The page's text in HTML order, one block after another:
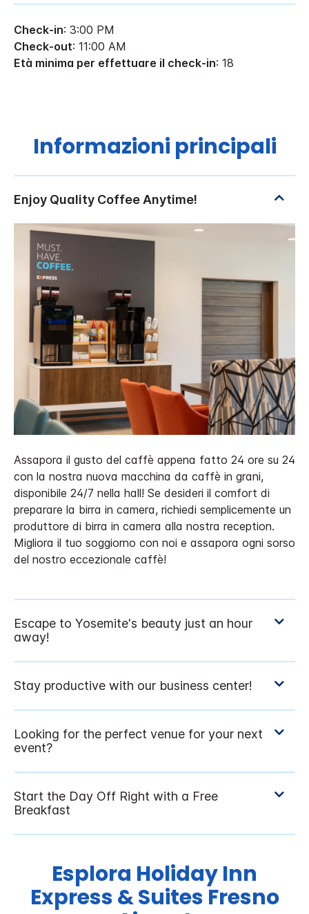
Check-in: 3:00 PM
Check-out: 11:00 AM
Età minima per effettuare il check-in: 18
Informazioni principali
Assapora il gusto del caffè appena fatto 24 ore su 24
con la nostra nuova macchina da caffè in grani,
disponibile 24/7 nella hall! Se desideri il comfort di
preparare la birra in camera, richiedi semplicemente un
produttore di birra in camera alla nostra reception.
Migliora il tuo soggiorno con noi e assapora ogni sorso
del nostro eccezionale caffè!
Esplora Holiday Inn
Express & Suites Fresno